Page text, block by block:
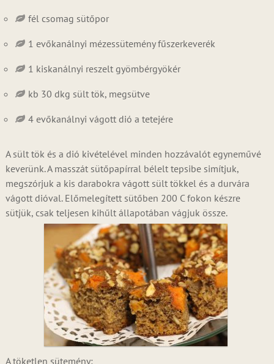
fél csomag sütőpor
1 evőkanálnyi mézessütemény fűszerkeverék
1 kiskanálnyi reszelt gyömbérgyökér
kb 30 dkg sült tök, megsütve
4 evőkanálnyi vágott dió a tetejére
A sült tök és a dió kivételével minden hozzávalót egyneművé
keverünk. A masszát sütőpapírral bélelt tepsibe simítjuk,
megszórjuk a kis darabokra vágott sült tökkel és a durvára
vágott dióval. Előmelegített sütőben 200 C fokon készre
sütjük, csak teljesen kihűlt állapotában vágjuk össze.
A töketlen sütemény: